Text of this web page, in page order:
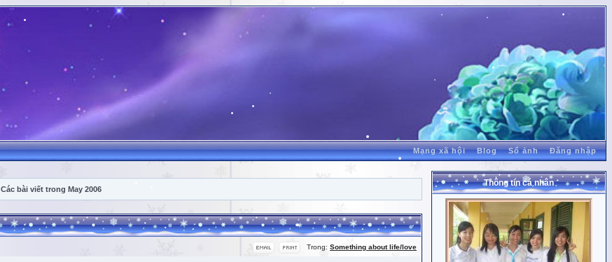
Mạng xã hội Blog Sổ ảnh Đăng nhập
Các bài viết trong May 2006
Trong: Something about life/love
Thông tin cá nhân